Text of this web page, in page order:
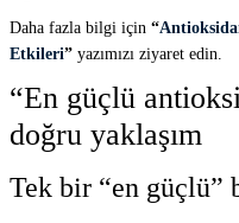
Daha fazla bilgi için “
Etkileri” yazımızı ziyaret edin.
“En güçlü
doğru yaklaşım
Tek bir “en güçlü”